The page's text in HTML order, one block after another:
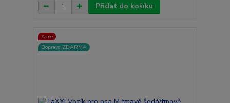
Přidat do košíku
Akce
Doprava ZDARMA